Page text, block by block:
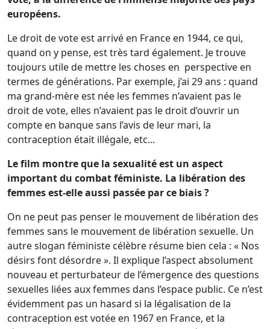
européens.
Le droit de vote est arrivé en France en 1944, ce qui,
quand on y pense, est très tard également. Je trouve
toujours utile de mettre les choses en perspective en
termes de générations. Par exemple, j’ai 29 ans : quand
ma grand-mère est née les femmes n’avaient pas le
droit de vote, elles n’avaient pas le droit d’ouvrir un
compte en banque sans l’avis de leur mari, la
contraception était illégale, etc...
Le film montre que la sexualité est un aspect
important du combat féministe. La libération des
femmes est-elle aussi passée par ce biais ?
On ne peut pas penser le mouvement de libération des
femmes sans le mouvement de libération sexuelle. Un
autre slogan féministe célèbre résume bien cela : « Nos
désirs font désordre ». Il explique l’aspect absolument
nouveau et perturbateur de l’émergence des questions
sexuelles liées aux femmes dans l’espace public. Ce n’est
évidemment pas un hasard si la légalisation de la
contraception est votée en 1967 en France, et la